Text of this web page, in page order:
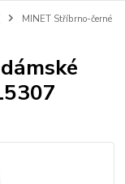
MINET Stříbrno-černé